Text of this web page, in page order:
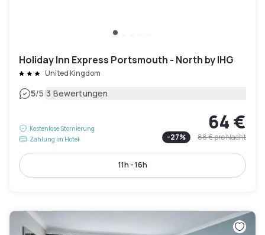
Holiday Inn Express Portsmouth - North by IHG
United Kingdom
5/5|3 Bewertungen
Kostenlose Stornierung
Zahlung im Hotel
64 €
-27% 88 €pro Nacht
11h - 16h